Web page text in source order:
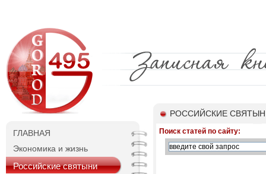
ГЛАВНАЯ
Экономика и жизнь
Российские святыни
РОССИЙСКИЕ
Поиск статей по сайту: